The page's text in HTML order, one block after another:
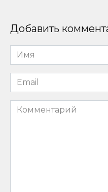
Добавить
Имя
*
Email
*
Комментарий